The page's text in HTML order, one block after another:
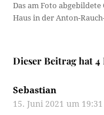
Das am Foto
Haus in der Anton-
Dieser Beitrag hat
Sebastian
15. Juni 2021 um